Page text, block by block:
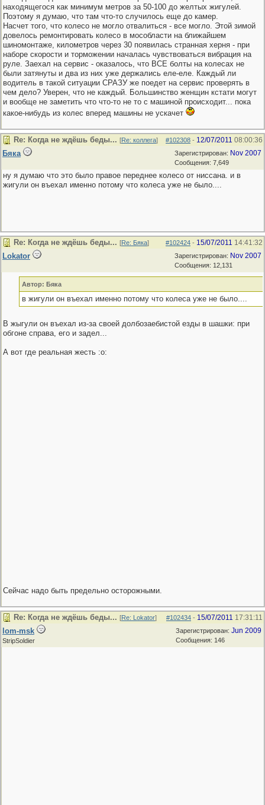
находящегося как минимум метров за 50-100 до желтых жигулей.
Поэтому я думаю, что там что-то случилось еще до камер.
Насчет того, что колесо не могло отвалиться - все могло. Этой зимой
довелось ремонтировать колесо в мособласти на ближайшем
шиномонтаже, километров через 30 появилась странная херня - при
наборе скорости и торможении началась чувствоваться вибрация на
руле. Заехал на сервис - оказалось, что ВСЕ болты на колесах не
были затянуты и два из них уже держались еле-еле. Каждый ли
водитель в такой ситуации СРАЗУ же поедет на сервис проверять в
чем дело? Уверен, что не каждый. Большинство женщин кстати могут
и вообще не заметить что что-то не то с машиной происходит... пока
какое-нибудь из колес вперед машины не ускачет
#102308 - 12/07/2011 08:00:36
Re: Когда не ждёшь беды... [Re: коллега]
Зарегистрирован: Nov 2007
Сообщения: 7,649
Бяка
ну я думаю что это было правое переднее колесо от ниссана. и в
жигули он въехал именно потому что колеса уже не было....
#102424 - 15/07/2011 14:41:32
Re: Когда не ждёшь беды... [Re: Бяка]
Зарегистрирован: Nov 2007
Сообщения: 12,131
Lokator
Автор: Бяка
в жигули он въехал именно потому что колеса уже не было....
В жыгули он въехал из-за своей долбозаебистой езды в шашки: при
обгоне справа, его и задел...
А вот где реальная жесть :o:
Сейчас надо быть предельно осторожными.
#102434 - 15/07/2011 17:31:11
Re: Когда не ждёшь беды... [Re: Lokator]
Зарегистрирован: Jun 2009
Сообщения: 146
lom-msk
StripSoldier